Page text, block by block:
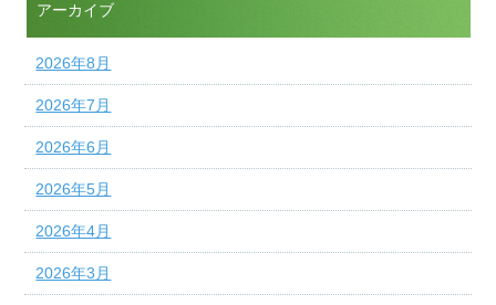
アーカイブ
2026年8月
2026年7月
2026年6月
2026年5月
2026年4月
2026年3月